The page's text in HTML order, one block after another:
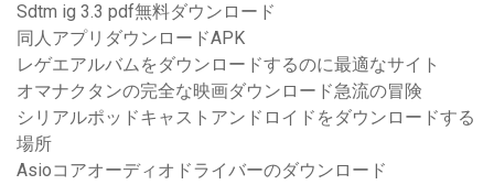
Sdtm ig 3.3 pdf無料ダウンロード
同人アプリダウンロードAPK
レゲエアルバムをダウンロードするのに最適なサイト
オマナクタンの完全な映画ダウンロード急流の冒険
シリアルポッドキャストアンドロイドをダウンロードする
場所
Asioコアオーディオドライバーのダウンロード